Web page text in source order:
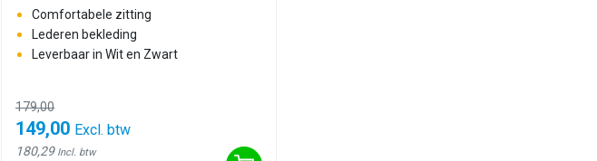
Comfortabele zitting
Lederen bekleding
Leverbaar in Wit en Zwart
179,00
149,00 Excl. btw
180,29 Incl. btw